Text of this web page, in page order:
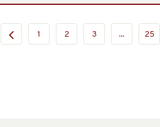
1 2 3 ... 25